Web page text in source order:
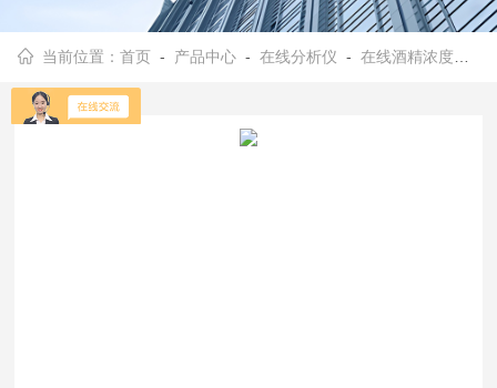
当前位置：首页 - 产品中心 -在线分析仪 -在线酒精浓度计